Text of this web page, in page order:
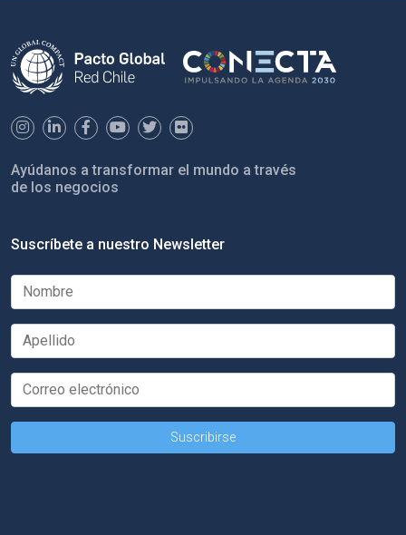
Ayúdanos a transformar el mundo a través
de los negocios
Suscríbete a nuestro Newsletter